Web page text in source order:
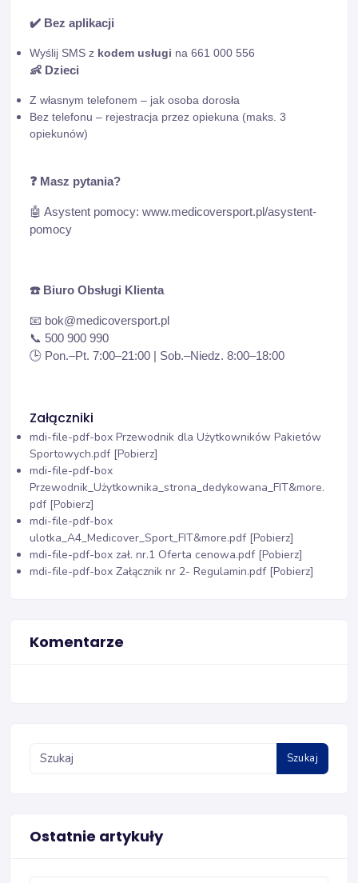
✔️ Bez aplikacji
Wyślij SMS z kodem usługi na 661 000 556
👶 Dzieci
Z własnym telefonem – jak osoba dorosła
Bez telefonu – rejestracja przez opiekuna (maks. 3
opiekunów)
❓ Masz pytania?
🤖 Asystent pomocy: www.medicoversport.pl/asystent-
pomocy
☎️Biuro Obsługi Klienta
📧 bok@medicoversport.pl
📞 500 900 990
🕒 Pon.–Pt. 7:00–21:00 | Sob.–Niedz. 8:00–18:00
Załączniki
mdi-file-pdf-box Przewodnik dla Użytkowników Pakietów
Sportowych.pdf [Pobierz]
mdi-file-pdf-box
Przewodnik_Użytkownika_strona_dedykowana_FIT&more.
pdf [Pobierz]
mdi-file-pdf-box
ulotka_A4_Medicover_Sport_FIT&more.pdf [Pobierz]
mdi-file-pdf-box zał. nr.1 Oferta cenowa.pdf [Pobierz]
mdi-file-pdf-box Załącznik nr 2- Regulamin.pdf [Pobierz]
Komentarze
Szukaj
Ostatnie artykuły